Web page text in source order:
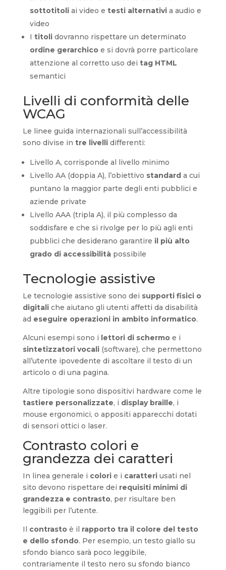
sottotitoli ai video e testi alternativi a audio e
video
I titoli dovranno rispettare un determinato
ordine gerarchico e si dovrà porre particolare
attenzione al corretto uso dei tag HTML
semantici
Livelli di conformità delle
WCAG
Le linee guida internazionali sull’accessibilità
sono divise in tre livelli differenti:
Livello A, corrisponde al livello minimo
Livello AA (doppia A), l’obiettivo standard a cui
puntano la maggior parte degli enti pubblici e
aziende private
Livello AAA (tripla A), il più complesso da
soddisfare e che si rivolge per lo più agli enti
pubblici che desiderano garantire il più alto
grado di accessibilità possibile
Tecnologie assistive
Le tecnologie assistive sono dei supporti fisici o
digitaliche aiutano gli utenti affetti da disabilità
ad eseguire operazioni in ambito informatico.
Alcuni esempi sono i lettori di schermoe i
sintetizzatori vocali(software), che permettono
all’utente ipovedente di ascoltare il testo di un
articolo o di una pagina.
Altre tipologie sono dispositivi hardware come le
tastiere personalizzate, i display braille, i
mouse ergonomici, o appositi apparecchi dotati
di sensori ottici o laser.
Contrasto colori e
grandezza dei caratteri
In linea generale i colori e i caratteri usati nel
sito devono rispettare dei requisiti minimi di
grandezza e contrasto, per risultare ben
leggibili per l’utente.
Il contrasto è il rapporto tra il colore del testo
e dello sfondo. Per esempio, un testo giallo su
sfondo bianco sarà poco leggibile,
contrariamente il testo nero su sfondo bianco